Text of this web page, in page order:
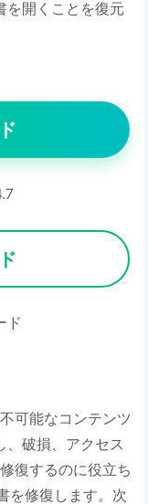
を開くことを復元
ド
可能なコンテンツ
破損、アクセス
復するのに役立ち
を修復します。次